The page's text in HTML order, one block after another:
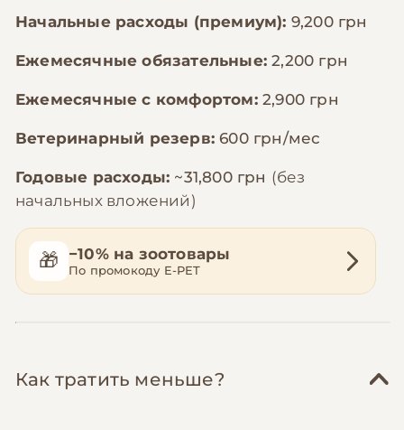
Начальные расходы (премиум): 9,200 грн
Ежемесячные обязательные:2,200 грн
Ежемесячные с комфортом: 2,900 грн
Ветеринарный резерв:600 грн/мес
Годовые расходы: ~31,800 грн (без
начальных вложений)
🎁 −10% на зоотовары
По промокоду E-PET
Как тратить меньше?